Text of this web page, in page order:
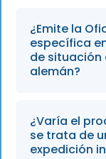
¿Emite la
específica
de situación
alemán?
No. La
carta de
cambio de
¿Varía el
se trata de
expedición